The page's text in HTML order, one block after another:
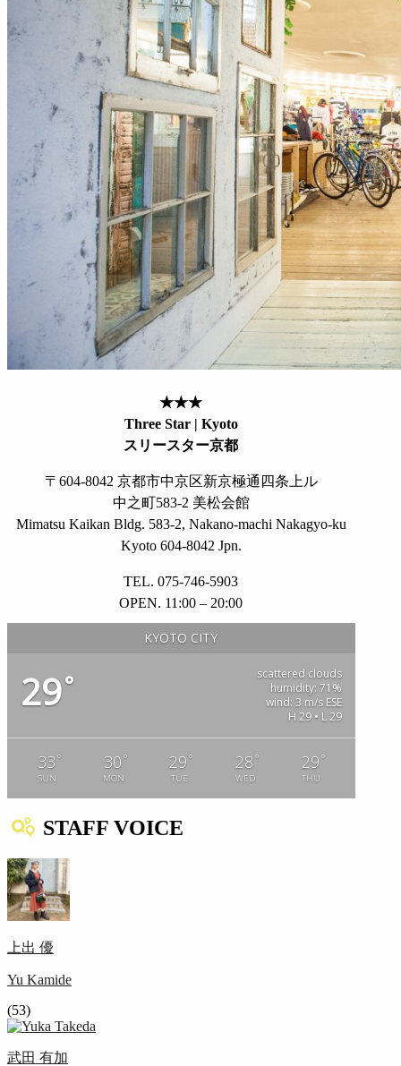
★★★
Three Star | Kyoto
スリースター京都
〒604-8042 京都市中京区新京極通四条上ル
中之町583-2 美松会館
Mimatsu Kaikan Bldg. 583-2, Nakano-machi Nakagyo-ku
Kyoto 604-8042 Jpn.
TEL. 075-746-5903
OPEN. 11:00 – 20:00
KYOTO CITY
29°
scattered clouds
humidity: 71%
wind: 3 m/s ESE
H 29 • L 29
33 °
SUN
30 °
MON
29 °
TUE
28 °
WED
29 °
THU
STAFF VOICE
上出 優
Yu Kamide
(53)
武田 有加